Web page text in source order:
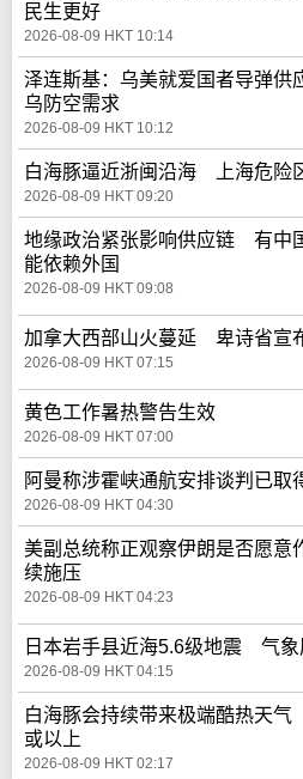
民生更好
2026-08-09 HKT 10:14
泽连斯基：乌美就爱国者导弹
乌防空需求
2026-08-09 HKT 10:12
白海豚逼近浙闽沿海 上海危险
2026-08-09 HKT 09:20
地缘政治紧张影响供应链 有中
能依赖外国
2026-08-09 HKT 09:08
加拿大西部山火蔓延 卑诗省宣
2026-08-09 HKT 07:15
黄色工作暑热警告生效
2026-08-09 HKT 07:00
阿曼称涉霍峡通航安排谈判已取
2026-08-09 HKT 04:30
美副总统称正观察伊朗是否愿
续施压
2026-08-09 HKT 04:23
日本岩手县近海5.6级地震 气象
2026-08-09 HKT 04:15
白海豚会持续带来极端酷热天
或以上
2026-08-09 HKT 02:17